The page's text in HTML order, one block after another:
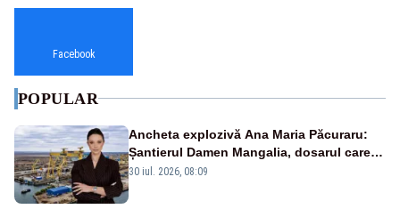
Facebook
POPULAR
Ancheta explozivă Ana Maria Păcuraru:
Șantierul Damen Mangalia, dosarul care
scufundă apărarea României
30 iul. 2026, 08:09